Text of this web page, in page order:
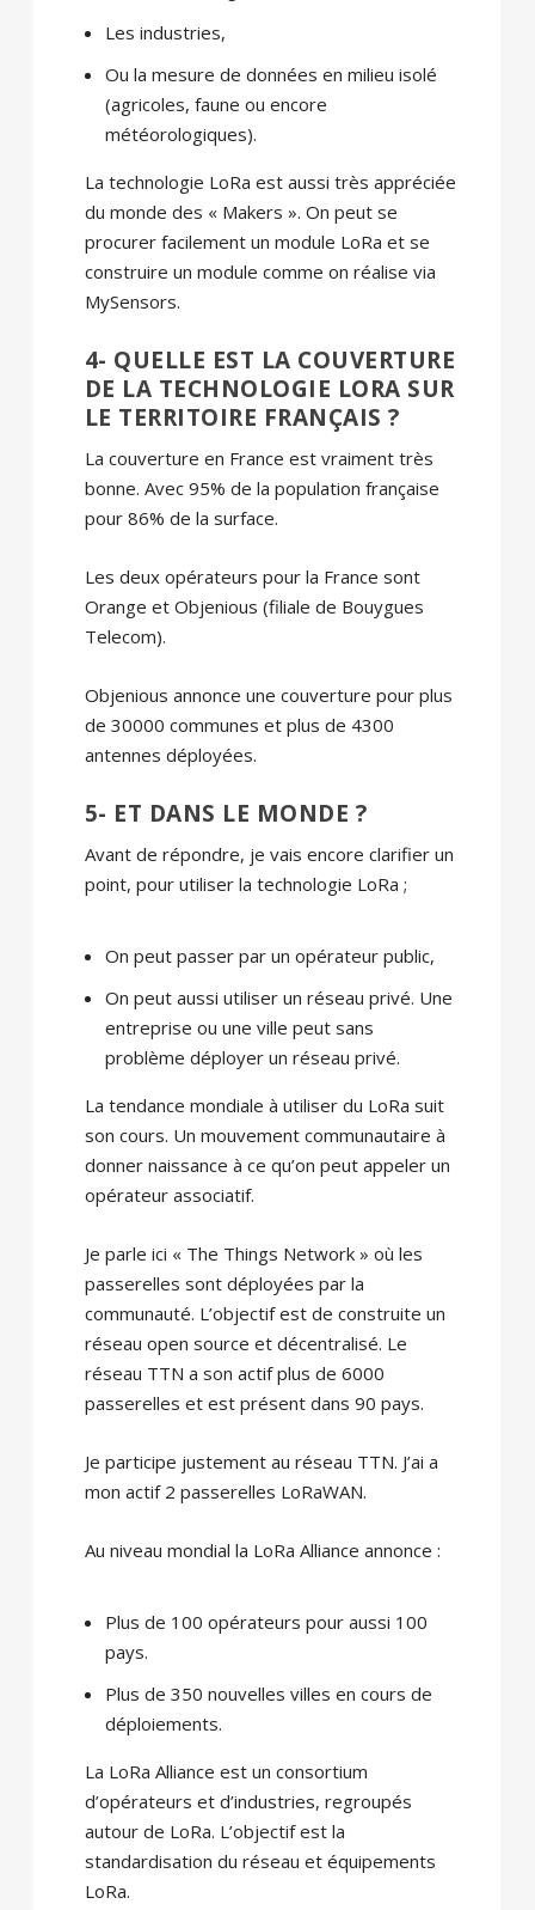
Les industries,
Ou la mesure de données en milieu isolé
(agricoles, faune ou encore
météorologiques).
La technologie LoRa est aussi très appréciée
du monde des « Makers ». On peut se
procurer facilement un module LoRa et se
construire un module comme on réalise via
MySensors.
4- QUELLE EST LA COUVERTURE
DE LA TECHNOLOGIE LORA SUR
LE TERRITOIRE FRANÇAIS ?
La couverture en France est vraiment très
bonne. Avec 95% de la population française
pour 86% de la surface.
Les deux opérateurs pour la France sont
Orange et Objenious (filiale de Bouygues
Telecom).
Objenious annonce une couverture pour plus
de 30000 communes et plus de 4300
antennes déployées.
5- ET DANS LE MONDE ?
Avant de répondre, je vais encore clarifier un
point, pour utiliser la technologie LoRa ;
On peut passer par un opérateur public,
On peut aussi utiliser un réseau privé. Une
entreprise ou une ville peut sans
problème déployer un réseau privé.
La tendance mondiale à utiliser du LoRa suit
son cours. Un mouvement communautaire à
donner naissance à ce qu’on peut appeler un
opérateur associatif.
Je parle ici « The Things Network » où les
passerelles sont déployées par la
communauté. L’objectif est de construite un
réseau open source et décentralisé. Le
réseau TTN a son actif plus de 6000
passerelles et est présent dans 90 pays.
Je participe justement au réseau TTN. J’ai a
mon actif 2 passerelles LoRaWAN.
Au niveau mondial la LoRa Alliance annonce :
Plus de 100 opérateurs pour aussi 100
pays.
Plus de 350 nouvelles villes en cours de
déploiements.
La LoRa Alliance est un consortium
d’opérateurs et d’industries, regroupés
autour de LoRa. L’objectif est la
standardisation du réseau et équipements
LoRa.